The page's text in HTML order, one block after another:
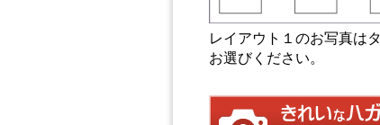
レイアウト１のお写真は
お選びください。